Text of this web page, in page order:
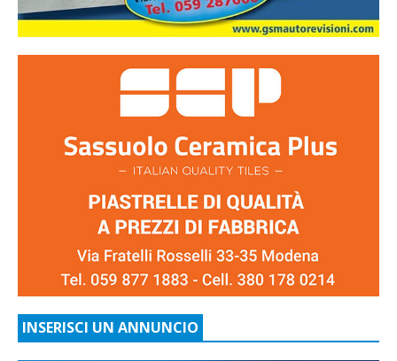
INSERISCI UN ANNUNCIO